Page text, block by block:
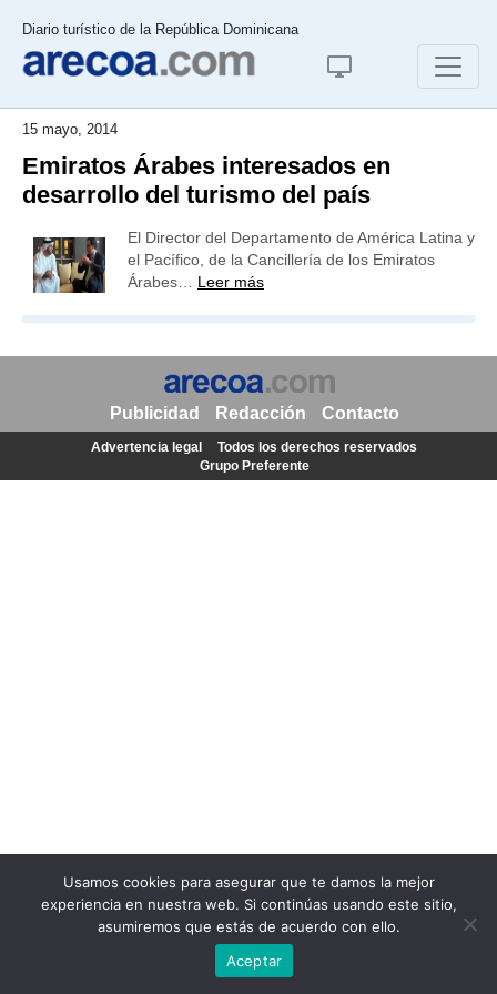
Diario turístico de la República Dominicana
15 mayo, 2014
Emiratos Árabes interesados en
desarrollo del turismo del país
El Director del Departamento de América Latina y
el Pacífico, de la Cancillería de los Emiratos
Árabes… Leer más
Usamos cookies para asegurar que te damos la mejor
experiencia en nuestra web. Si continúas usando este sitio,
asumiremos que estás de acuerdo con ello.
Aceptar
Publicidad Redacción Contacto
Advertencia legal
Todos los derechos reservados
Grupo Preferente